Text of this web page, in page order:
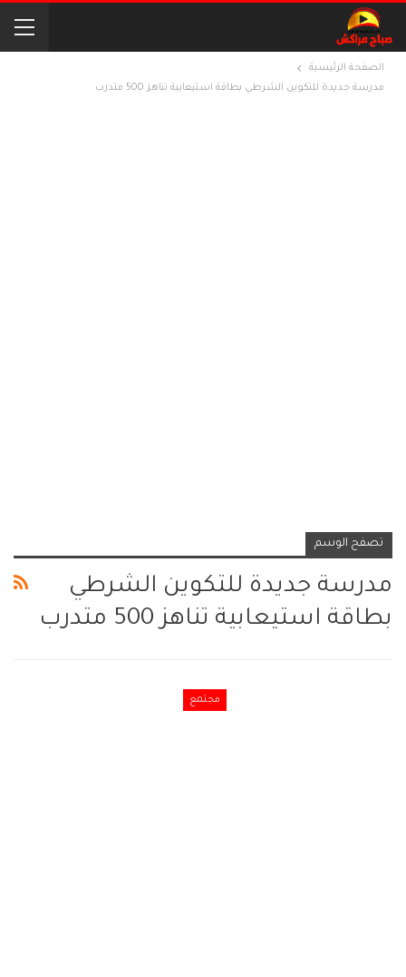
الصفحة الرئيسية
مدرسة جديدة للتكوين الشرطي بطاقة استيعابية تناهز 500 متدرب
تصفح الوسم
مدرسة جديدة للتكوين الشرطي
بطاقة استيعابية تناهز 500 متدرب
مجتمع